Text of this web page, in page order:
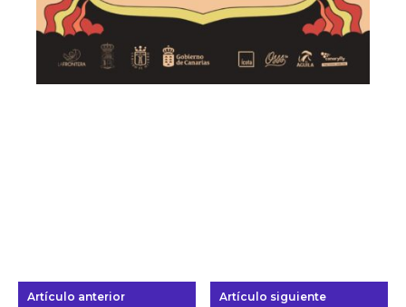
Artículo anterior Artículo siguiente